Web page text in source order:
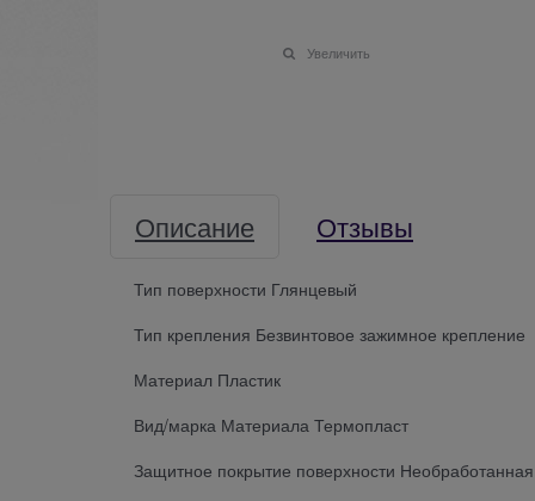
Увеличить
Описание Отзывы
Тип поверхности Глянцевый
Тип крепления Безвинтовое зажимное крепление
Материал Пластик
Вид/марка Материала Термопласт
Защитное покрытие поверхности Необработанная